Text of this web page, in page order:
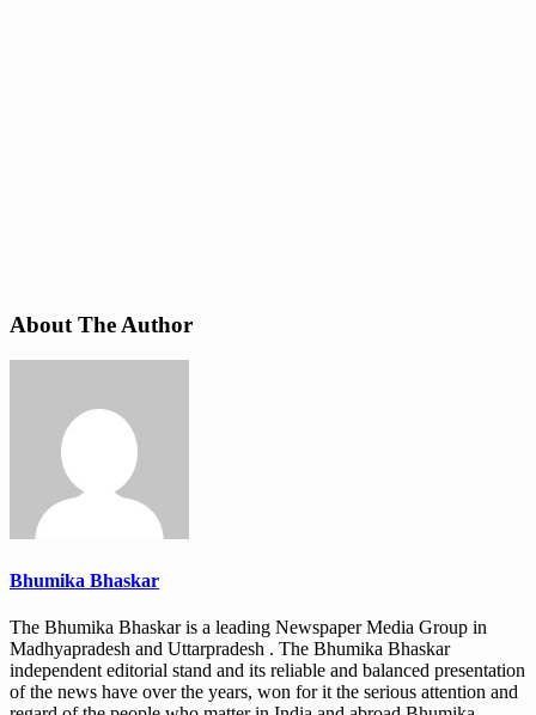
About The Author
Bhumika Bhaskar
The Bhumika Bhaskar is a leading Newspaper Media Group in
Madhyapradesh and Uttarpradesh . The Bhumika Bhaskar
independent editorial stand and its reliable and balanced presentation
of the news have over the years, won for it the serious attention and